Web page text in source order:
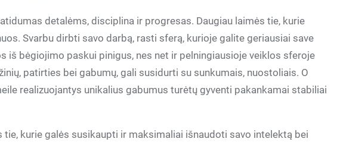
detalėms, disciplina ir progresas. Daugiau laimės tie, kurie
Svarbu dirbti savo darbą, rasti sferą, kurioje galite geriausiai save
iš bėgiojimo paskui pinigus, nes net ir pelningiausioje veiklos sferoje
patirties bei gabumų, gali susidurti su sunkumais, nuostoliais. O
realizuojantys unikalius gabumus turėtų gyventi pakankamai stabiliai
tie, kurie galės susikaupti ir maksimaliai išnaudoti savo intelektą bei